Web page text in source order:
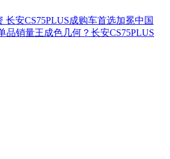
长安CS75PLUS成购车首选加冕中国
品销量王成色几何？长安CS75PLUS